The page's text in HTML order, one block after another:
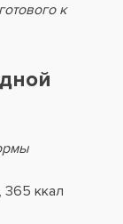
к
365 ккал